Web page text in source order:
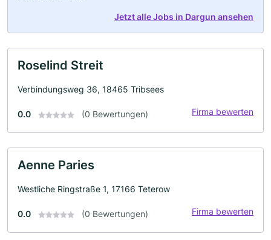
Jetzt alle Jobs in Dargun ansehen
Roselind Streit
Verbindungsweg 36, 18465 Tribsees
0.0 (0 Bewertungen) Firma bewerten
Aenne Paries
Westliche Ringstraße 1, 17166 Teterow
0.0 (0 Bewertungen) Firma bewerten